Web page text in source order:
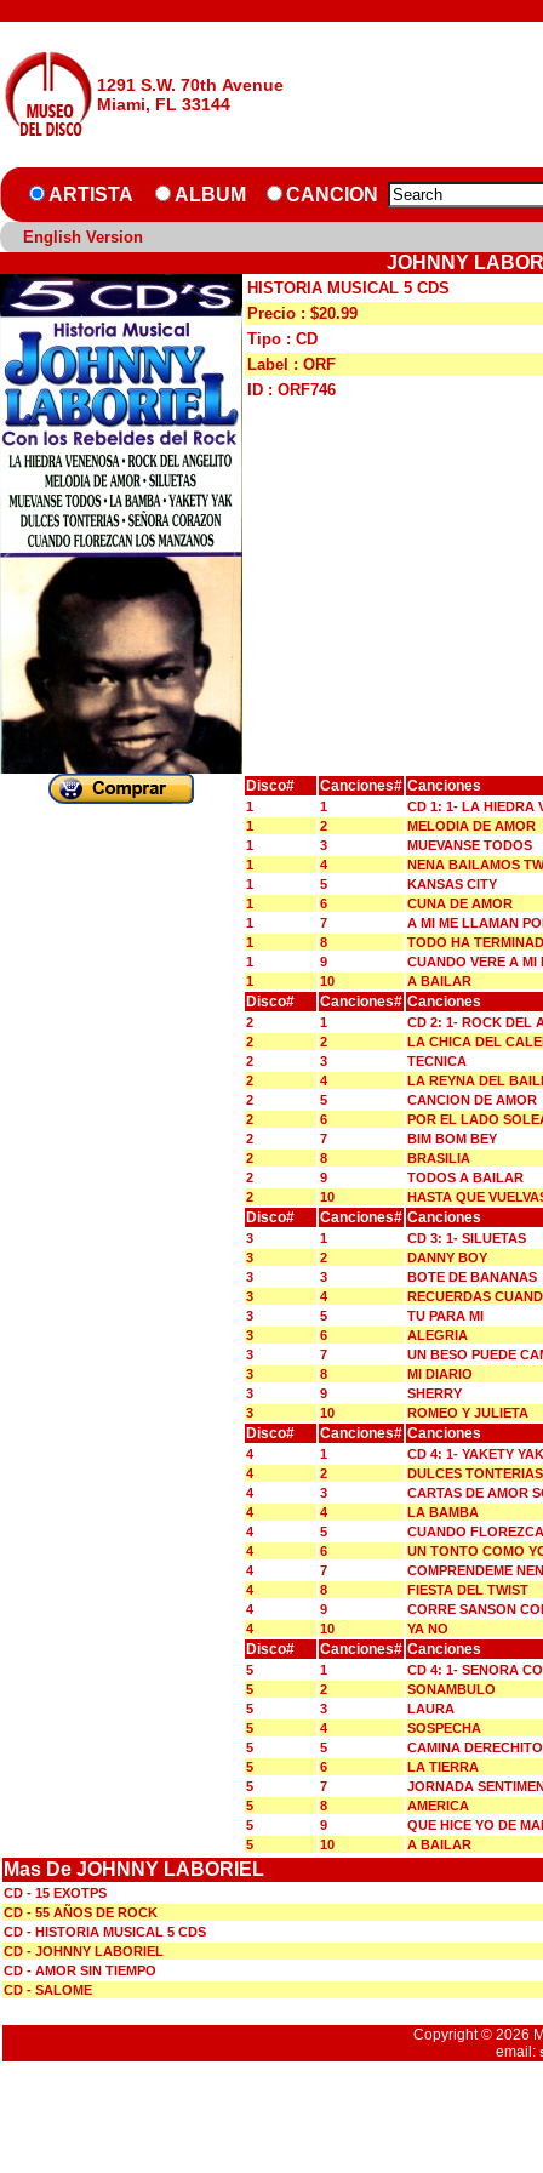
1291 S.W. 70th Avenue
Miami, FL 33144
ARTISTA ALBUM CANCION
English Version
JOHNNY
HISTORIA MUSICAL 5 CDS
Precio : $20.99
Tipo : CD
Label : ORF
ID : ORF746
Disco# Canciones# Canciones
1 1
CD 1: 1- LA HIEDRA
1
2
MELODIA DE AMOR
1
3
MUEVANSE TODOS
1
4
NENA BAILAMOS
1
5
KANSAS CITY
1
6
CUNA DE AMOR
1
7
A MI ME LLAMAN
1
8
TODO HA
1
9
CUANDO VERE A MI
1
10 A BAILAR
Disco# Canciones# Canciones
2 1
CD 2: 1- ROCK DEL
2
2
LA CHICA DEL
2
3
TECNICA
2
4
LA REYNA DEL
2
5
CANCION DE AMOR
2
6
POR EL LADO
2
7
BIM BOM BEY
2
8
BRASILIA
2
9
TODOS A BAILAR
2
10 HASTA QUE
Disco# Canciones# Canciones
3 1
CD 3: 1- SILUETAS
3
2
DANNY BOY
3
3
BOTE DE BANANAS
3
4
RECUERDAS
3
5
TU PARA MI
3
6
ALEGRIA
3
7
UN BESO PUEDE
3
8
MI DIARIO
3
9
SHERRY
3
10 ROMEO Y JULIETA
Disco# Canciones# Canciones
4 1
CD 4: 1- YAKETY YAK
4
2
DULCES TONTERIAS
4
3
CARTAS DE AMOR
4
4
LA BAMBA
4
5
CUANDO
4
6
UN TONTO COMO
4
7
COMPRENDEME
4
8
FIESTA DEL TWIST
4
9
CORRE SANSON
4
10 YA NO
Disco# Canciones# Canciones
5 1
CD 4: 1- SENORA
5
2
SONAMBULO
5
3
LAURA
5
4
SOSPECHA
5
5
CAMINA DERECHITO
5
6
LA TIERRA
5
7
JORNADA
5
8
AMERICA
5
9
QUE HICE YO DE
5
10 A BAILAR
Mas De JOHNNY LABORIEL
CD - 15 EXOTPS
CD - 55 AÑOS DE ROCK
CD - HISTORIA MUSICAL 5 CDS
CD - JOHNNY LABORIEL
CD - AMOR SIN TIEMPO
CD - SALOME
Copyright © 2026
email: